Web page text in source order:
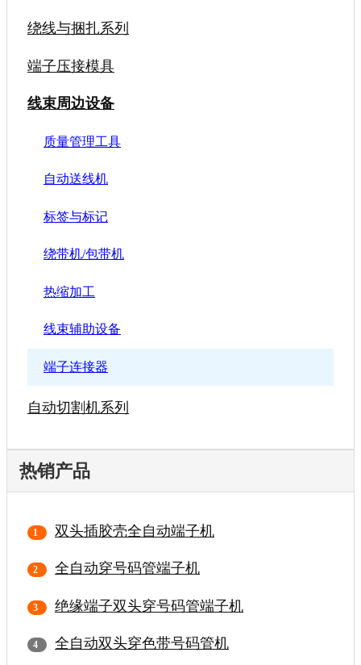
绕线与捆扎系列
端子压接模具
线束周边设备
质量管理工具
自动送线机
标签与标记
绕带机/包带机
热缩加工
线束辅助设备
端子连接器
自动切割机系列
热销产品
双头插胶壳全自动端子机
全自动穿号码管端子机
绝缘端子双头穿号码管端子机
全自动双头穿色带号码管机